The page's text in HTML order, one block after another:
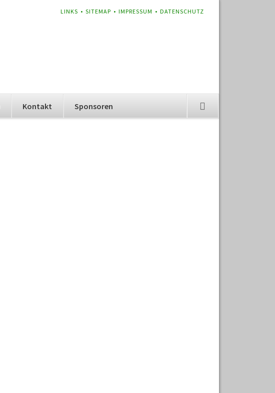
NAVIGATION
LINKS SITEMAP IMPRESSUM DATENSCHUTZ
Kontakt Sponsoren